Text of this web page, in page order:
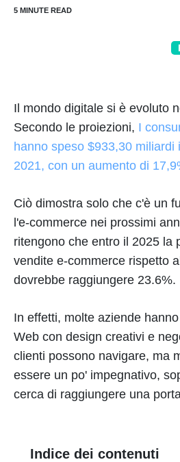
Il mondo digitale si è evoluto
Secondo le proiezioni, I
hanno speso $933,30 miliardi
2021, con un aumento di
Ciò dimostra solo che c'è un
l'e-commerce nei prossimi
ritengono che entro il 2025 la
vendite e-commerce rispetto
dovrebbe raggiungere 23.6%.
In effetti, molte aziende
Web con design creativi e
clienti possono navigare, ma
essere un po' impegnativo,
cerca di raggiungere una
Indice dei contenuti